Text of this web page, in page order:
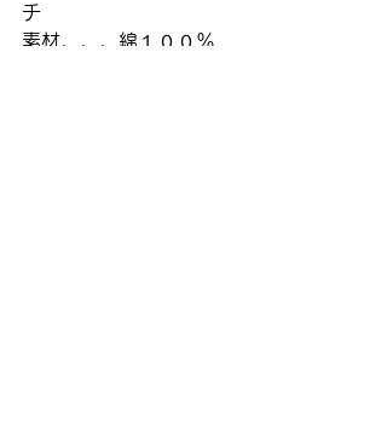
チ
素材。。。綿１００％